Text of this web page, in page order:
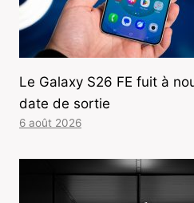
Le Galaxy S26 FE fuit à
date de sortie
6 août 2026